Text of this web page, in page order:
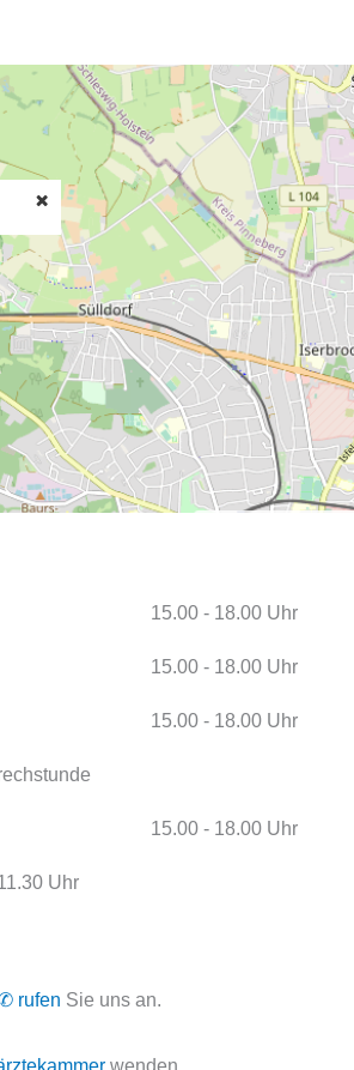
15.00 - 18.00 Uhr
15.00 - 18.00 Uhr
15.00 - 18.00 Uhr
15.00 - 18.00 Uhr
Uhr
rufen Sie uns an.
wenden.